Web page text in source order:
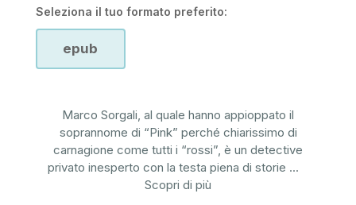
Seleziona il tuo formato preferito:
epub
Marco Sorgali, al quale hanno appioppato il
soprannome di “Pink” perché chiarissimo di
carnagione come tutti i “rossi”, è un detective
privato inesperto con la testa piena di storie ...
Scopri di più